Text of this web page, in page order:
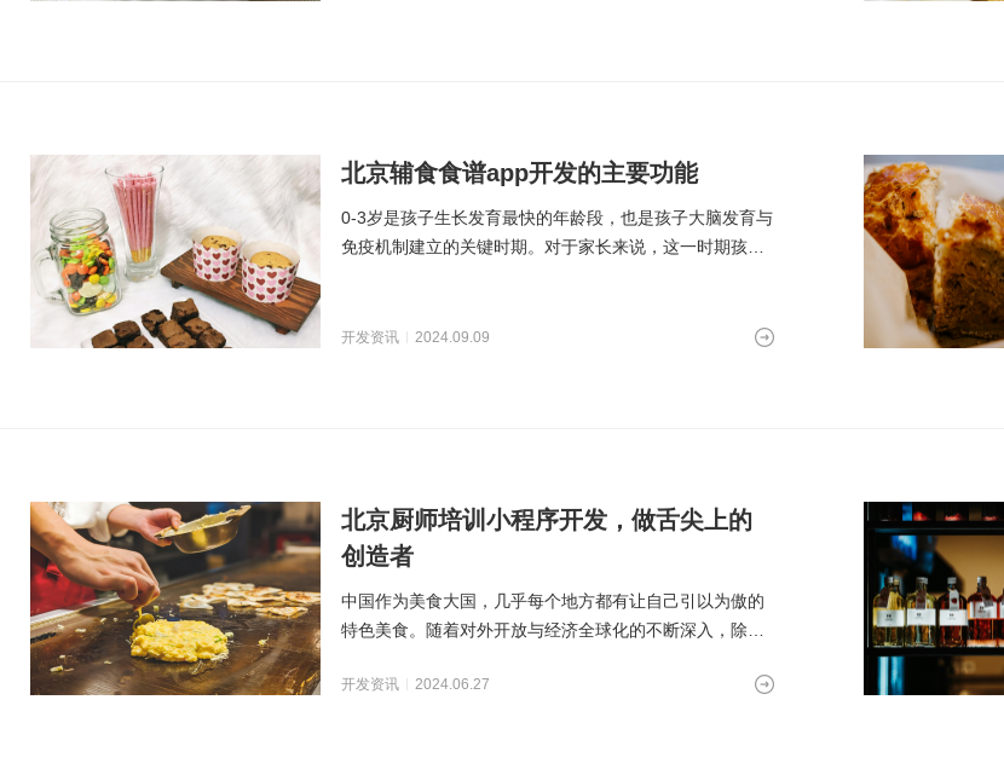
北京辅食食谱app开发的主要功能
0-3岁是孩子生长发育最快的年龄段，也是孩子大脑发育与
免疫机制建立的关键时期。对于家长来说，这一时期孩子
开发资讯 2024.09.09
北京厨师培训小程序开发，做舌尖上的
创造者
中国作为美食大国，几乎每个地方都有让自己引以为傲的
特色美食。随着对外开放与经济全球化的不断深入，除了
开发资讯 2024.06.27